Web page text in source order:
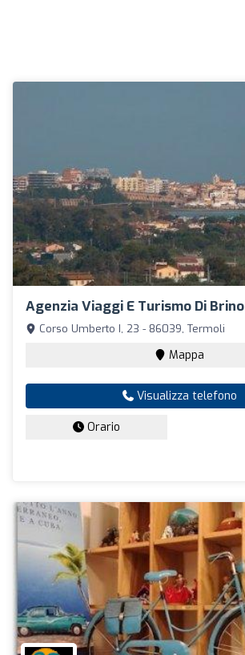
Agenzia Viaggi E Turismo Di Brino
Corso Umberto I, 23 - 86039, Termoli
Mappa
Visualizza telefono
Orario